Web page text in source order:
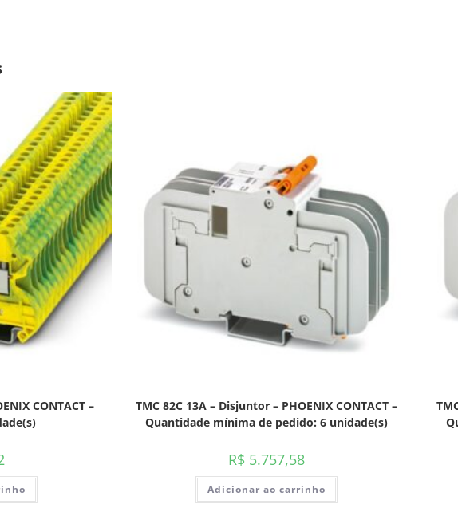
CONTACT –
TMC 82C 13A – Disjuntor – PHOENIX CONTACT –
Quantidade mínima de pedido: 6 unidade(s)
R$ 5.757,58
Adicionar ao carrinho